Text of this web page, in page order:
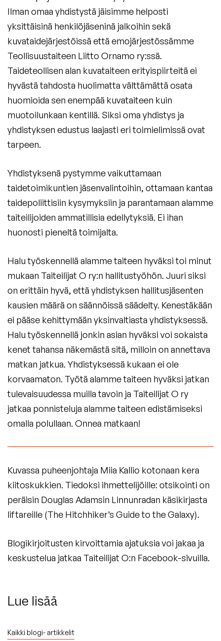
Ilman omaa yhdistystä jäisimme helposti
yksittäisinä henkilöjäseninä jalkoihin sekä
kuvataidejärjestöissä että emojärjestössämme
Teollisuustaiteen Liitto Ornamo ry:ssä.
Taideteollisen alan kuvataiteen erityispiirteitä ei
hyvästä tahdosta huolimatta välttämättä osata
huomioida sen enempää kuvataiteen kuin
muotoilunkaan kentillä. Siksi oma yhdistys ja
yhdistyksen edustus laajasti eri toimielimissä ovat
tarpeen.
Yhdistyksenä pystymme vaikuttamaan
taidetoimikuntien jäsenvalintoihin, ottamaan kantaa
taidepoliittisiin kysymyksiin ja parantamaan alamme
taiteilijoiden ammatillisia edellytyksiä. Ei ihan
huonosti pieneltä toimijalta.
Halu työskennellä alamme taiteen hyväksi toi minut
mukaan Taiteilijat O ry:n hallitustyöhön. Juuri siksi
on erittäin hyvä, että yhdistyksen hallitusjäsenten
kausien määrä on säännöissä säädelty. Kenestäkään
ei pääse kehittymään yksinvaltiasta yhdistyksessä.
Halu työskennellä jonkin asian hyväksi voi sokaista
kenet tahansa näkemästä sitä, milloin on annettava
matkan jatkua. Yhdistyksessä kukaan ei ole
korvaamaton. Työtä alamme taiteen hyväksi jatkan
tulevaisuudessa muilla tavoin ja Taiteilijat O ry
jatkaa ponnisteluja alamme taiteen edistämiseksi
omalla polullaan. Onnea matkaan!
Kuvassa puheenjohtaja Miia Kallio kotonaan kera
kiitoskukkien. Tiedoksi ihmettelijöille: otsikointi on
peräisin Douglas Adamsin Linnunradan käsikirjasta
liftareille (The Hitchhiker’s Guide to the Galaxy).
Blogikirjoitusten kirvoittamia ajatuksia voi jakaa ja
keskustelua jatkaa Taiteilijat O:n Facebook-sivuilla.
Lue lisää
Kaikki blogi- artikkelit